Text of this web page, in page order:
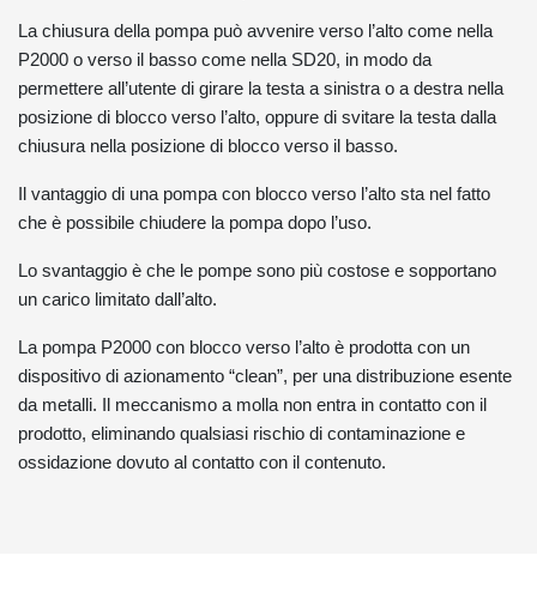
La chiusura della pompa può avvenire verso l’alto come nella
P2000 o verso il basso come nella SD20, in modo da
permettere all’utente di girare la testa a sinistra o a destra nella
posizione di blocco verso l’alto, oppure di svitare la testa dalla
chiusura nella posizione di blocco verso il basso.
Il vantaggio di una pompa con blocco verso l’alto sta nel fatto
che è possibile chiudere la pompa dopo l’uso.
Lo svantaggio è che le pompe sono più costose e sopportano
un carico limitato dall’alto.
La pompa P2000 con blocco verso l’alto è prodotta con un
dispositivo di azionamento “clean”, per una distribuzione esente
da metalli. Il meccanismo a molla non entra in contatto con il
prodotto, eliminando qualsiasi rischio di contaminazione e
ossidazione dovuto al contatto con il contenuto.